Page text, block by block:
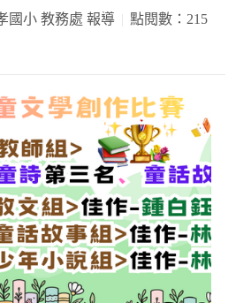
國小 教務處 報導
點閱數：215